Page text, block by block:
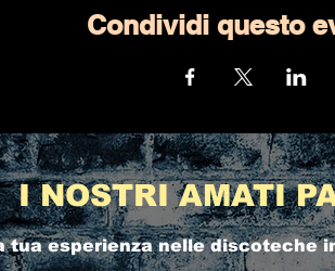
Condividi questo
I NOSTRI AMATI
tua esperienza nellediscoteche